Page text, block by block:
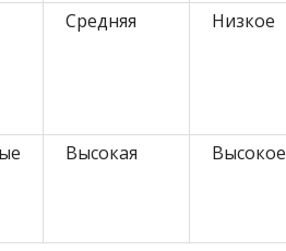
Средняя Низкое
Высокая Высокое